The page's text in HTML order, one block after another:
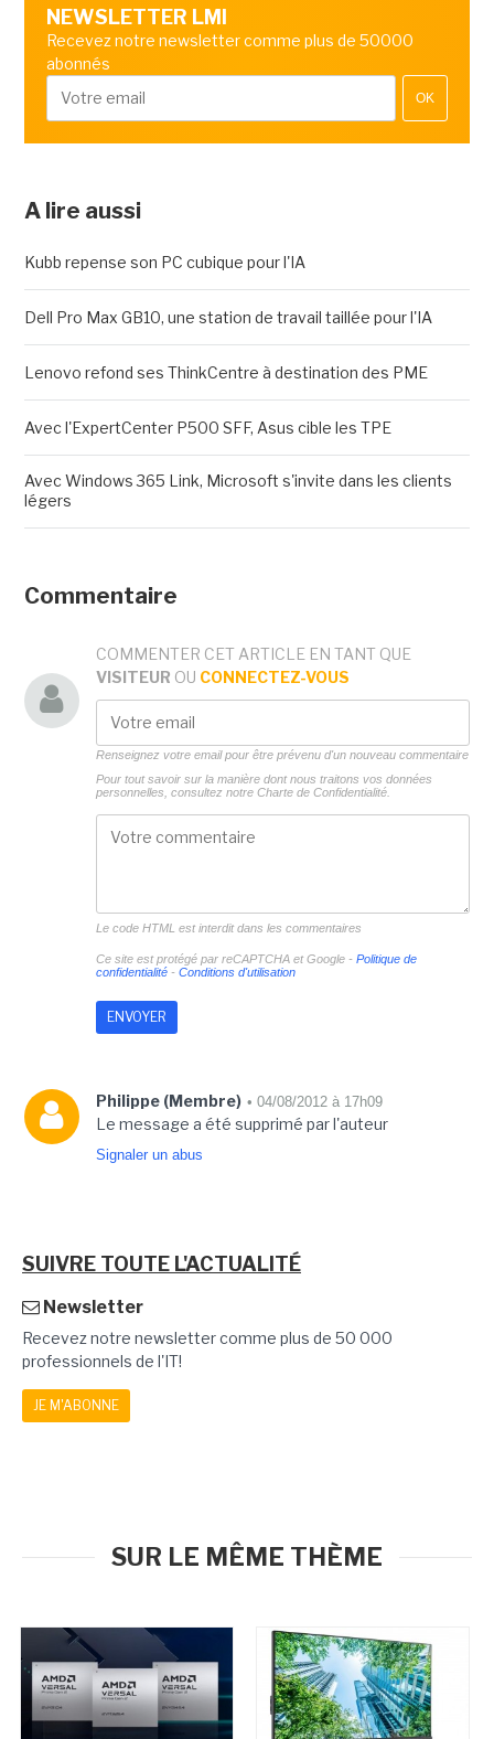
NEWSLETTER LMI
Recevez notre newsletter comme plus de 50000
abonnés
OK
A lire aussi
Kubb repense son PC cubique pour l'IA
Dell Pro Max GB10, une station de travail taillée pour l'IA
Lenovo refond ses ThinkCentre à destination des PME
Avec l'ExpertCenter P500 SFF, Asus cible les TPE
Avec Windows 365 Link, Microsoft s'invite dans les clients
légers
Commentaire
COMMENTER CET ARTICLE EN TANT QUE
VISITEUR OU CONNECTEZ-VOUS
Renseignez votre email pour être prévenu d'un nouveau commentaire
Pour tout savoir sur la manière dont nous traitons vos données
personnelles, consultez notre Charte de Confidentialité.
Le code HTML est interdit dans les commentaires
Ce site est protégé par reCAPTCHA et Google - Politique de
confidentialité- Conditions d'utilisation
Philippe (Membre) • 04/08/2012 à 17h09
Le message a été supprimé par l'auteur
Signaler un abus
SUIVRE TOUTE L'ACTUALITÉ
Newsletter
Recevez notre newsletter comme plus de 50 000
professionnels de l'IT!
JE M'ABONNE
SUR LE MÊME THÈME